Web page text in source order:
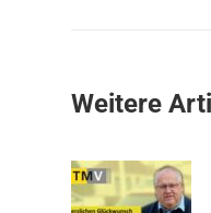
Weitere